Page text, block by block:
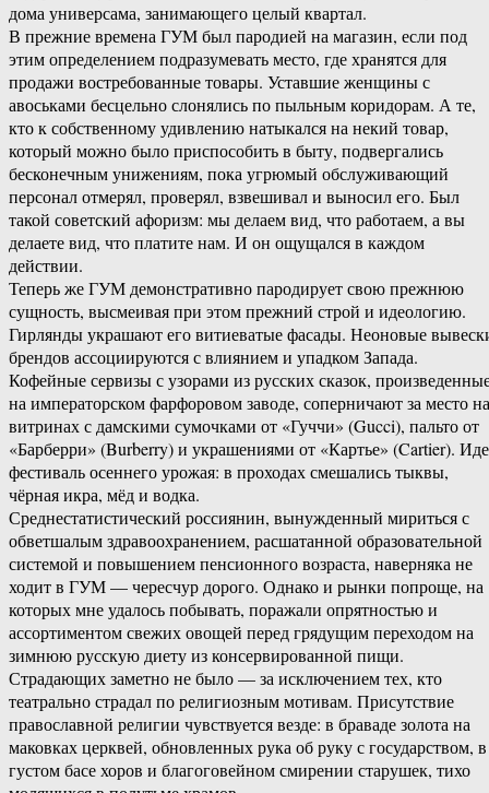
дома универсама, занимающего целый квартал.
В прежние времена ГУМ был пародией на магазин, если под
этим определением подразумевать место, где хранятся для
продажи востребованные товары. Уставшие женщины с
авоськами бесцельно слонялись по пыльным коридорам. А те,
кто к собственному удивлению натыкался на некий товар,
который можно было приспособить в быту, подвергались
бесконечным унижениям, пока угрюмый обслуживающий
персонал отмерял, проверял, взвешивал и выносил его. Был
такой советский афоризм: мы делаем вид, что работаем, а вы
делаете вид, что платите нам. И он ощущался в каждом
действии.
Теперь же ГУМ демонстративно пародирует свою прежнюю
сущность, высмеивая при этом прежний строй и идеологию.
Гирлянды украшают его витиеватые фасады. Неоновые
брендов ассоциируются с влиянием и упадком Запада.
Кофейные сервизы с узорами из русских сказок,
на императорском фарфоровом заводе, соперничают за место на
витринах с дамскими сумочками от «Гуччи» (Gucci), пальто от
«Барберри» (Burberry) и украшениями от «Картье» (Cartier).
фестиваль осеннего урожая: в проходах смешались тыквы,
чёрная икра, мёд и водка.
Среднестатистический россиянин, вынужденный мириться с
обветшалым здравоохранением, расшатанной образовательной
системой и повышением пенсионного возраста, наверняка не
ходит в ГУМ — чересчур дорого. Однако и рынки попроще, на
которых мне удалось побывать, поражали опрятностью и
ассортиментом свежих овощей перед грядущим переходом на
зимнюю русскую диету из консервированной пищи.
Страдающих заметно не было — за исключением тех, кто
театрально страдал по религиозным мотивам. Присутствие
православной религии чувствуется везде: в браваде золота на
маковках церквей, обновленных рука об руку с государством, в
густом басе хоров и благоговейном смирении старушек, тихо